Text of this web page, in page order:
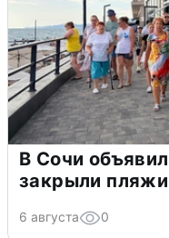
В Сочи
закрыли пляжи
6 августа 0